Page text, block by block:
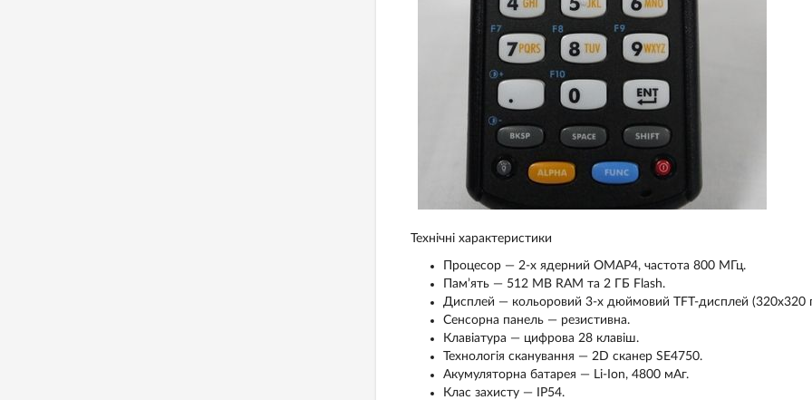
Технічні характеристики
Процесор — 2-х ядерний OMAP4, частота 800 МГц.
Пам’ять — 512 MB RAM та 2 ГБ Flash.
Дисплей — кольоровий 3-х дюймовий TFT-дисплей (320x320
Сенсорна панель — резистивна.
Клавіатура — цифрова 28 клавіш.
Технологія сканування — 2D сканер SE4750.
Акумуляторна батарея — Li-Ion, 4800 мАг.
Клас захисту — IP54.